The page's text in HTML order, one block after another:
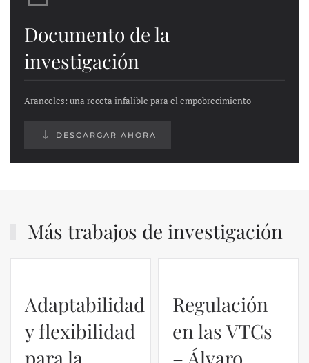
Documento de la
investigación
Aranceles: una receta infalible para el empobrecimiento
DESCARGAR AHORA
Más trabajos de investigación
Adaptabilidad
y flexibilidad
Regulación
en las VTCs